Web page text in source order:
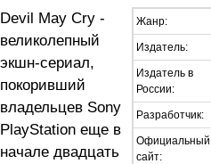
Жанр:
Издатель:
Издатель в
России:
Разработчик:
Официальный
сайт:
Devil May Cry -
великолепный
экшн-сериал,
покоривший
владельцев Sony
PlayStation еще в
начале двадцать